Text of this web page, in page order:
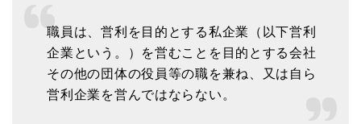
職員は、営利を目的とする私企業（以下営利
企業という。）を営むことを目的とする会社
その他の団体の役員等の職を兼ね、又は自ら
営利企業を営んではならない。